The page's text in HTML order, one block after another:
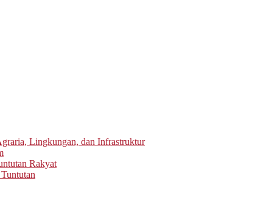
Lingkungan, dan Infrastruktur
Rakyat